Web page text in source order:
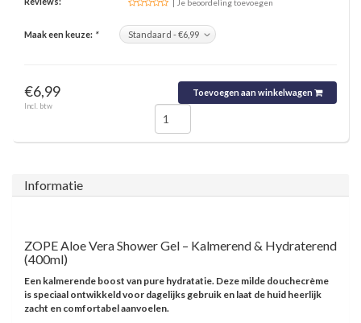
| Je beoordeling toevoegen
Maak een keuze: *
€6,99
Incl. btw
Toevoegen aan winkelwagen
Informatie
ZOPE Aloe Vera Shower Gel – Kalmerend & Hydraterend
(400ml)
Een kalmerende boost van pure hydratatie. Deze milde douchecrème
is speciaal ontwikkeld voor dagelijks gebruik en laat de huid heerlijk
zacht en comfortabel aanvoelen.